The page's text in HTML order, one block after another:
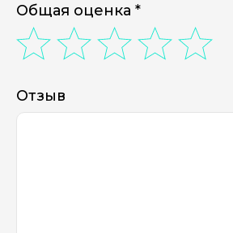
Общая оценка *
Отзыв